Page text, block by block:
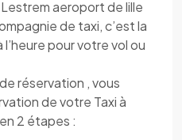
aeroport de lille
de taxi, c’est la
pour votre vol ou
réservation , vous
de votre Taxi à
2 étapes :